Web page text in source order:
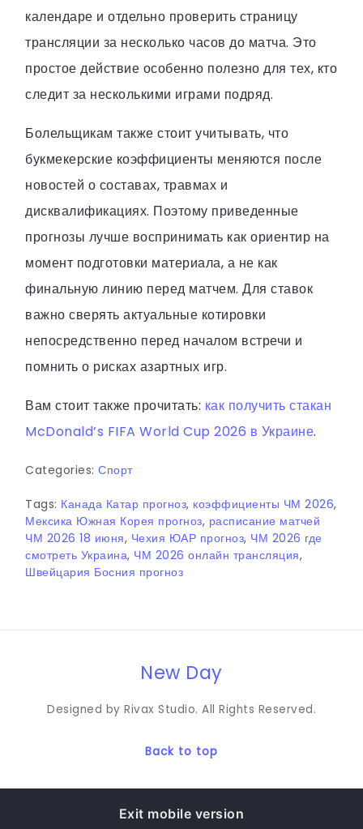
календаре и отдельно проверить страницу
трансляции за несколько часов до матча. Это
простое действие особенно полезно для тех, кто
следит за несколькими играми подряд.
Болельщикам также стоит учитывать, что
букмекерские коэффициенты меняются после
новостей о составах, травмах и
дисквалификациях. Поэтому приведенные
прогнозы лучше воспринимать как ориентир на
момент подготовки материала, а не как
финальную линию перед матчем. Для ставок
важно сверять актуальные котировки
непосредственно перед началом встречи и
помнить о рисках азартных игр.
Вам стоит также прочитать: как получить стакан
McDonald’s FIFA World Cup 2026 в Украине.
Categories: Спорт
Tags: Канада Катар прогноз, коэффициенты ЧМ 2026,
Мексика Южная Корея прогноз, расписание матчей
ЧМ 2026 18 июня, Чехия ЮАР прогноз, ЧМ 2026 где
смотреть Украина, ЧМ 2026 онлайн трансляция,
Швейцария Босния прогноз
New Day
Designed by Rivax Studio. All Rights Reserved.
Back to top
Exit mobile version